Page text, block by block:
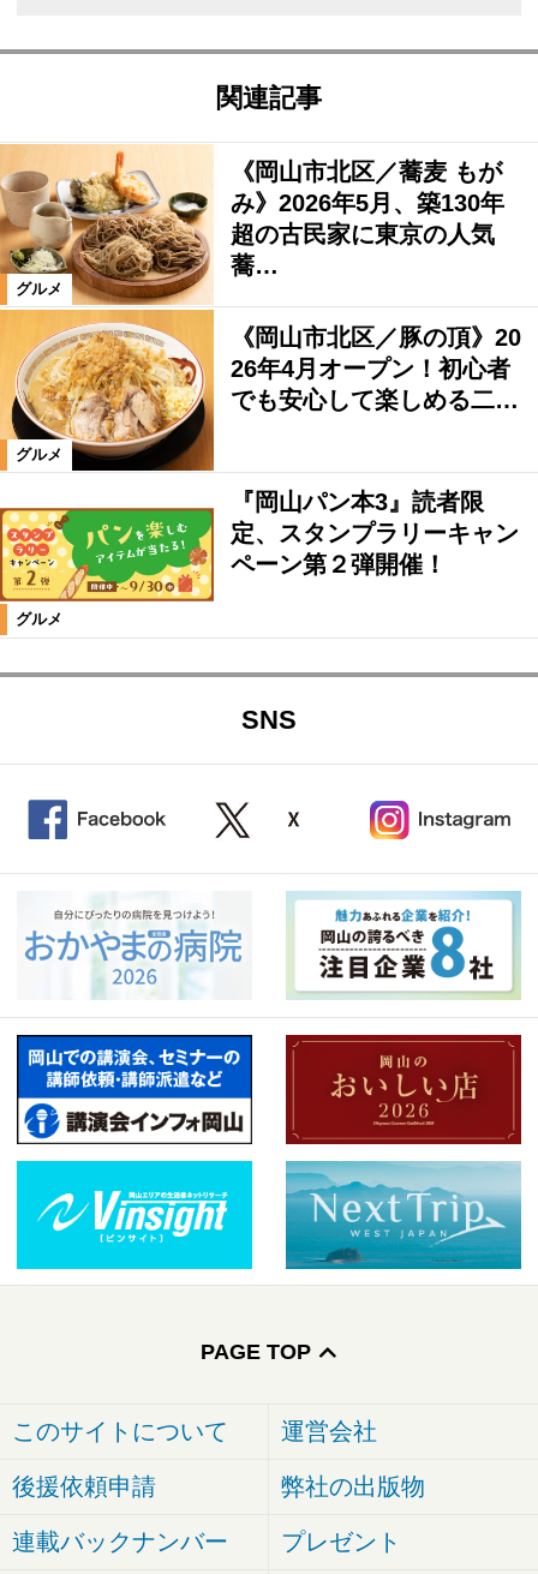
関連記事
グルメ
《岡山市北区／蕎麦 もが
み》2026年5月、築130年
超の古民家に東京の人気
蕎…
グルメ
《岡山市北区／豚の頂》20
26年4月オープン！初心者
でも安心して楽しめる二…
グルメ
『岡山パン本3』読者限
定、スタンプラリーキャン
ペーン第２弾開催！
SNS
PAGE TOP
このサイトについて 運営会社
後援依頼申請 弊社の出版物
連載バックナンバー プレゼント